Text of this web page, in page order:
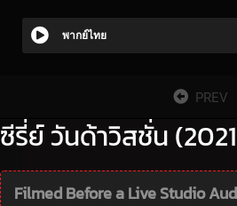
พากย์ไทย
PREV
ซีรี่ย์ วันด้าวิสชั่น
Filmed Before a Live Studio